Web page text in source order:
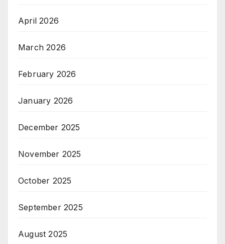
April 2026
March 2026
February 2026
January 2026
December 2025
November 2025
October 2025
September 2025
August 2025